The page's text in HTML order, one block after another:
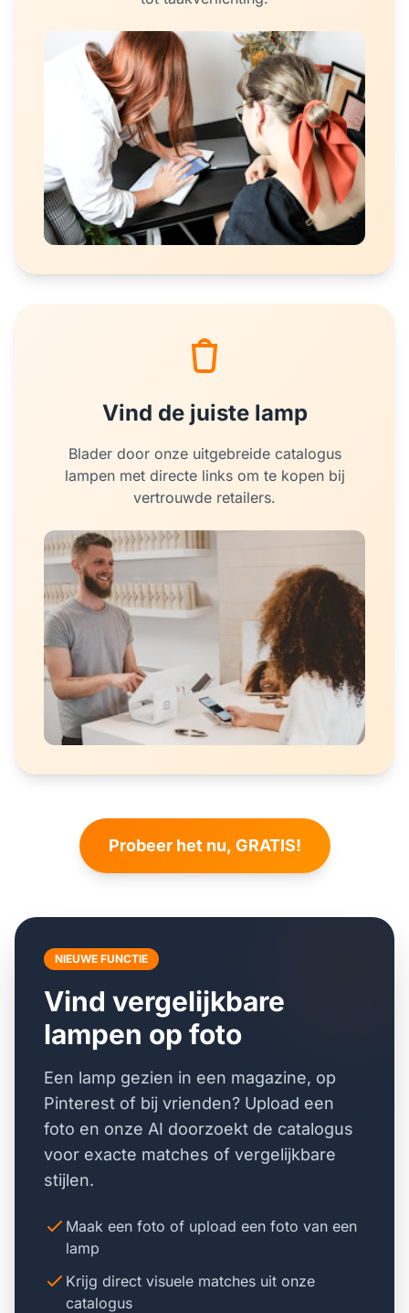
Vind de juiste lamp
Blader door onze uitgebreide catalogus
lampen met directe links om te kopen bij
vertrouwde retailers.
Probeer het nu, GRATIS!
NIEUWE FUNCTIE
Vind vergelijkbare
lampen op foto
Een lamp gezien in een magazine, op
Pinterest of bij vrienden? Upload een
foto en onze AI doorzoekt de catalogus
voor exacte matches of vergelijkbare
stijlen.
Maak een foto of upload een foto van een
lamp
Krijg direct visuele matches uit onze
catalogus